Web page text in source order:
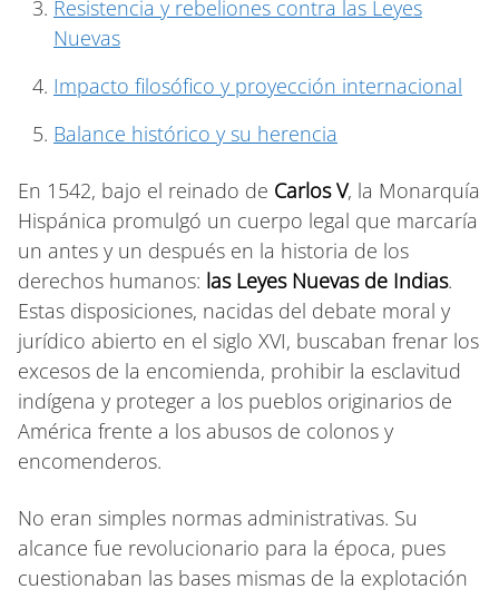
Resistencia y rebeliones contra las Leyes
Nuevas
Impacto filosófico y proyección internacional
Balance histórico y su herencia
En 1542, bajo el reinado de Carlos V, la Monarquía
Hispánica promulgó un cuerpo legal que marcaría
un antes y un después en la historia de los
derechos humanos: las Leyes Nuevas de Indias.
Estas disposiciones, nacidas del debate moral y
jurídico abierto en el siglo XVI, buscaban frenar los
excesos de la encomienda, prohibir la esclavitud
indígena y proteger a los pueblos originarios de
América frente a los abusos de colonos y
encomenderos.
No eran simples normas administrativas. Su
alcance fue revolucionario para la época, pues
cuestionaban las bases mismas de la explotación